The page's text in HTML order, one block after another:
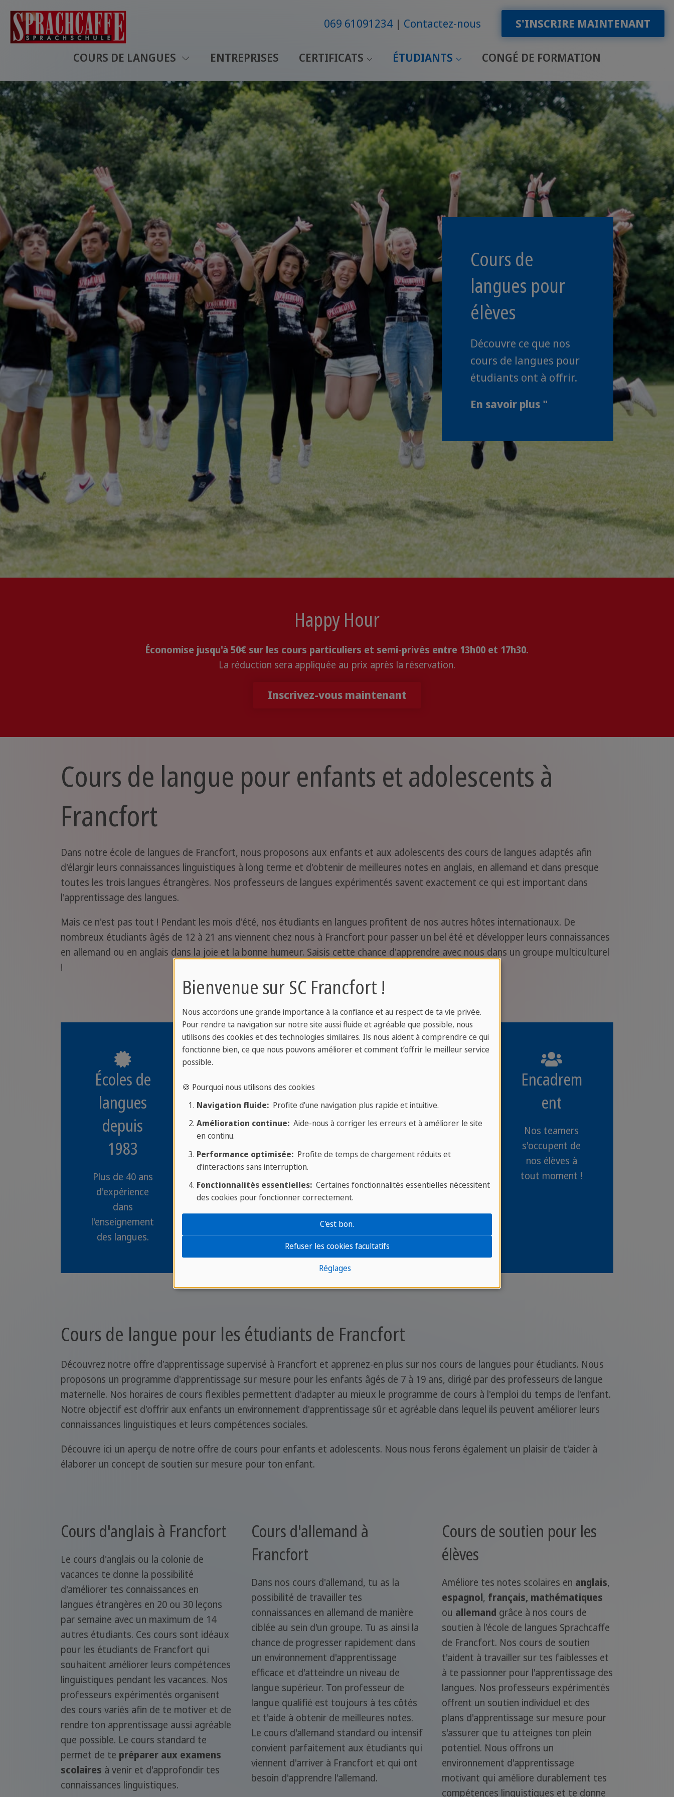
069 61091234 Contactez-nous S'INSCRIRE MAINTENANT
COURS DE LANGUES ENTREPRISES CERTIFICATS ÉTUDIANTS CONGÉ DE FORMATION
Cours de
langues pour
élèves
Découvre ce que nos
cours de langues pour
étudiants ont à offrir.
En savoir plus "
Happy Hour
Économise jusqu'à 50€ sur les cours particuliers et semi-privés entre 13h00 et 17h30.
La réduction sera appliquée au prix après la réservation.
Inscrivez-vous maintenant
Cours de langue pour enfants et adolescents à
Francfort
Dans notre école de langues de Francfort, nous proposons aux enfants et aux adolescents des cours de langues adaptés afin
d'élargir leurs connaissances linguistiques à long terme et d'obtenir de meilleures notes en anglais, en allemand et dans presque
toutes les trois langues étrangères. Nos professeurs de langues expérimentés savent exactement ce qui est important dans
l'apprentissage des langues.
Mais ce n'est pas tout ! Pendant les mois d'été, nos étudiants en langues profitent de nos autres hôtes internationaux. De
nombreux étudiants âgés de 12 à 21 ans viennent chez nous à Francfort pour passer un bel été et développer leurs connaissances
en allemand ou en anglais dans la joie et la bonne humeur. Saisis cette chance d'apprendre avec nous dans un groupe multiculturel
!
Écoles de
langues
depuis
1983
Plus de 40 ans
d'expérience
dans
l'enseignement
des langues.
Groupe
internatio
nal
Rencontre des
participants du
monde entier !
sans souci
certifications
Encadrem
ent
Nos teamers
s'occupent de
nos élèves à
tout moment !
Cours de langue pour les étudiants de Francfort
Découvrez notre offre d'apprentissage supervisé à Francfort et apprenez-en plus sur nos cours de langues pour étudiants. Nous
proposons un programme d'apprentissage sur mesure pour les enfants âgés de 7 à 19 ans, dirigé par des professeurs de langue
maternelle. Nos horaires de cours flexibles permettent d'adapter au mieux le programme de cours à l'emploi du temps de l'enfant.
Notre objectif est d'offrir aux enfants un environnement d'apprentissage sûr et agréable dans lequel ils peuvent améliorer leurs
connaissances linguistiques et leurs compétences sociales.
Découvre ici un aperçu de notre offre de cours pour enfants et adolescents. Nous nous ferons également un plaisir de t'aider à
élaborer un concept de soutien sur mesure pour ton enfant.
Cours d'anglais à Francfort
Le cours d'anglais ou la colonie de
vacances te donne la possibilité
d'améliorer tes connaissances en
langues étrangères en 20 ou 30 leçons
par semaine avec un maximum de 14
autres étudiants. Ces cours sont idéaux
pour les étudiants de Francfort qui
souhaitent améliorer leurs compétences
linguistiques pendant les vacances. Nos
professeurs expérimentés organisent
des cours variés afin de te motiver et de
rendre ton apprentissage aussi agréable
que possible. Le cours standard te
permet de te préparer aux examens
scolaires à venir et d'approfondir tes
connaissances linguistiques.
Cours d'allemand à
Francfort
Dans nos cours d'allemand, tu as la
possibilité de travailler tes
connaissances en allemand de manière
ciblée au sein d'un groupe. Tu as ainsi la
chance de progresser rapidement dans
un environnement d'apprentissage
efficace et d'atteindre un niveau de
langue supérieur. Ton professeur de
langue qualifié est toujours à tes côtés
et t'aide à obtenir de meilleures notes.
Le cours d'allemand standard ou intensif
convient parfaitement aux étudiants qui
viennent d'arriver à Francfort et qui ont
besoin d'apprendre l'allemand.
Cours de soutien pour les
élèves
Améliore tes notes scolaires en anglais,
espagnol, français, mathématiques
ou allemand grâce à nos cours de
soutien à l'école de langues Sprachcaffe
de Francfort. Nos cours de soutien
t'aident à travailler sur tes faiblesses et
à te passionner pour l'apprentissage des
langues. Nos professeurs expérimentés
offrent un soutien individuel et des
plans d'apprentissage sur mesure pour
s'assurer que tu atteignes ton plein
potentiel. Nous offrons un
environnement d'apprentissage
motivant qui améliore durablement tes
compétences linguistiques et te donne
Bienvenue sur SC Francfort !
Nous accordons une grande importance à la confiance et au respect de ta vie privée.
Pour rendre ta navigation sur notre site aussi fluide et agréable que possible, nous
utilisons des cookies et des technologies similaires. Ils nous aident à comprendre ce qui
fonctionne bien, ce que nous pouvons améliorer et comment t’offrir le meilleur service
possible.
🍪 Pourquoi nous utilisons des cookies
Navigation fluide:Profite d’une navigation plus rapide et intuitive.
Amélioration continue:Aide-nous à corriger les erreurs et à améliorer le site
en continu.
Performance optimisée:Profite de temps de chargement réduits et
d’interactions sans interruption.
Fonctionnalités essentielles:Certaines fonctionnalités essentielles nécessitent
des cookies pour fonctionner correctement.
Réglages
Refuser les cookies facultatifs
C'est bon.